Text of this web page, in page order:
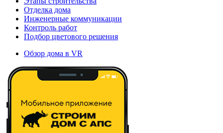
Отделка дома
Инженерные коммуникации
Контроль работ
Подбор цветового решения
Обзор дома в VR